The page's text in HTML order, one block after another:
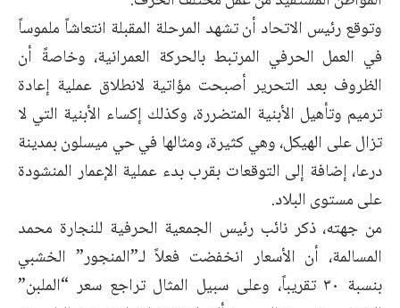
وتوقع رئيس الاتحاد أن تشهد المرحلة المقبلة انتعاشاً ملموساً
في العمل الحرفي المرتبط بالحركة العمرانية، وخاصةً أن
الظروف بعد التحرير أصبحت مؤاتية لانطلاق عملية إعادة
ترميم وتأهيل الأبنية المتضررة، وكذلك إكساء الأبنية التي لا
تزال على الهيكل، وهي كثيرة، ومثالها في حي ميسلون بمدينة
درعا، إضافة إلى التوقعات بقرب بدء عملية الإعمار المنشودة
على مستوى البلاد.
من جهته، ذكر نائب رئيس الجمعية الحرفية للنجارة محمد
المسالمة، أن الأسعار انخفضت فعلاً لـ”المنجور” الخشبي
بنسبة ٣٠ تقريباً، وعلى سبيل المثال تراجع سعر “الملبن”